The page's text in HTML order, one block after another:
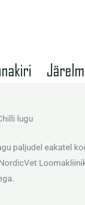
lugu
paljudel eakatel